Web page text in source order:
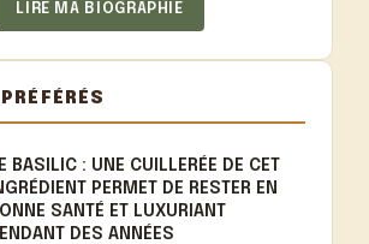
LIRE MA BIOGRAPHIE
BASILIC : UNE CUILLERÉE DE CET
PERMET DE RESTER EN
SANTÉ ET LUXURIANT
DES ANNÉES